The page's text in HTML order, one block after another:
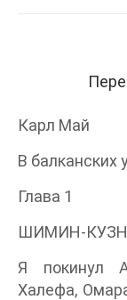
Карл Май
В балканских
Глава 1
ШИМИН-
Я покинул
Халефа,